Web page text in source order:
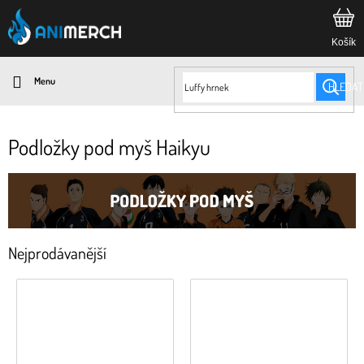
Přejít
na
obsah
HLEDAT
Podložky pod myš Haikyu
Nejprodávanější